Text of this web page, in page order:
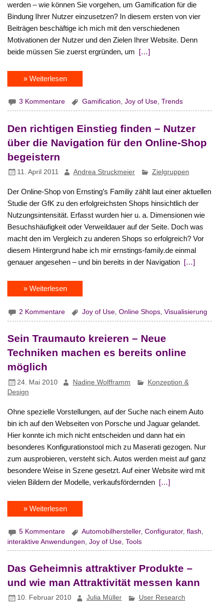
werden – wie können Sie vorgehen, um Gamification für die
Bindung Ihrer Nutzer einzusetzen? In diesem ersten von vier
Beiträgen beschäftige ich mich mit den verschiedenen
Motivationen der Nutzer und den Zielen Ihrer Website. Denn
beide müssen Sie zuerst ergründen, um […]
» Weiterlesen
3 Kommentare Gamification,Joy of Use,Trends
Den richtigen Einstieg finden – Nutzer
über die Navigation für den Online-Shop
begeistern
11. April 2011 Andrea Struckmeier Zielgruppen
Der Online-Shop von Ernsting’s Familiy zählt laut einer aktuellen
Studie der GfK zu den erfolgreichsten Shops hinsichtlich der
Nutzungsintensität. Erfasst wurden hier u. a. Dimensionen wie
Besuchshäufigkeit oder Verweildauer auf der Seite. Doch was
macht den im Vergleich zu anderen Shops so erfolgreich? Vor
diesem Hintergrund habe ich mir ernstings-family.de einmal
genauer angesehen – und bin bereits in der Navigation […]
» Weiterlesen
2 Kommentare Joy of Use ,Online Shops ,Visualisierung
Sein Traumauto kreieren – Neue
Techniken machen es bereits online
möglich
24. Mai 2010 Nadine Wolfframm
Konzeption &
Design
Ohne spezielle Vorstellungen, auf der Suche nach einem Auto
bin ich auf den Webseiten von Porsche und Jaguar gelandet.
Hier konnte ich mich nicht entscheiden und dann hat ein
besonderes Konfigurationstool mich zu Maserati gezogen. Nur
zum ausprobieren, versteht sich. Autos werden meist auf ganz
besondere Weise in Szene gesetzt. Auf einer Website wird mit
vielen Bildern der Modelle, verkaufsfördernden […]
» Weiterlesen
5 Kommentare Automobilhersteller,Configurator,flash,
interaktive Anwendungen ,Joy of Use ,Tools
Das Geheimnis attraktiver Produkte –
und wie man Attraktivität messen kann
10. Februar 2010 Julia Müller User Research